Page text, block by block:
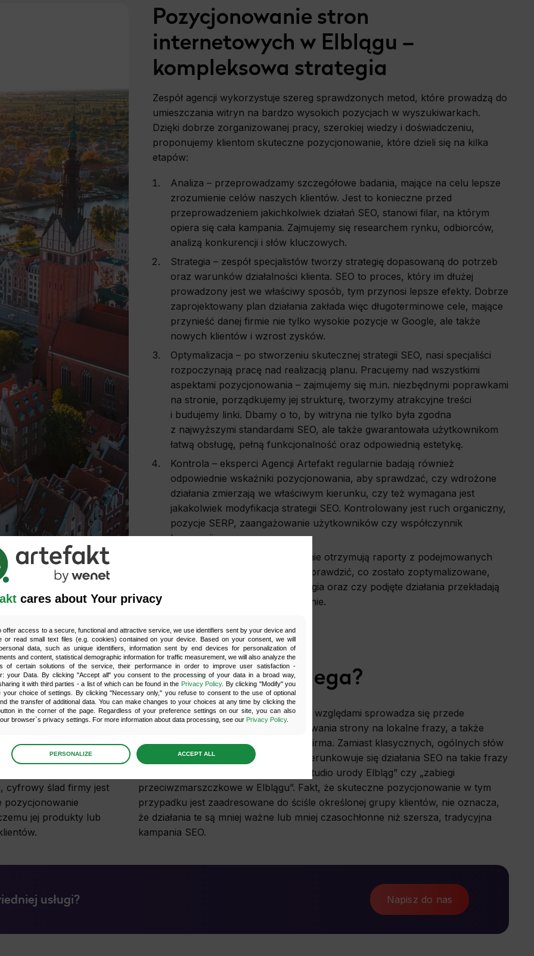
cares about Your privacy
offer access to a secure, functional and attractive service, we use identifiers sent by your device and
or read small text files (e.g. cookies) contained on your device. Based on your consent, we will
data, such as unique identifiers, information sent by end devices for personalization of
and content, statistical demographic information for traffic measurement, we will also analyze the
of certain solutions of the service, their performance in order to improve user satisfaction -
your Data. By clicking "Accept all" you consent to the processing of your data in a broad way,
it with third parties - a list of which can be found in the Privacy Policy. By clicking "Modify" you
your choice of settings. By clicking "Necessary only," you refuse to consent to the use of optional
the transfer of additional data. You can make changes to your choices at any time by clicking the
in the corner of the page. Regardless of your preference settings on our site, you can also
browser`s privacy settings. For more information about data processing, see our Privacy Policy.
preferences
scripts and data stored on the end device contribute to the security and usability of the website by enabling
to basic functions such as site navigation and access to specific areas of the website. The website cannot
displayed without this group.
we may use functional cookies to remember your language preferences or to remember your login
making it easier for you to use the site.
PERSONALIZE ACCEPT ALL
Pozycjonowanie stron
internetowych w Elblągu –
kompleksowa strategia
Zespół agencji wykorzystuje szereg sprawdzonych metod, które prowadzą do
umieszczania witryn na bardzo wysokich pozycjach w wyszukiwarkach.
Dzięki dobrze zorganizowanej pracy, szerokiej wiedzy i doświadczeniu,
proponujemy klientom skuteczne pozycjonowanie, które dzieli się na kilka
etapów:
Analiza – przeprowadzamy szczegółowe badania, mające na celu lepsze
zrozumienie celów naszych klientów. Jest to konieczne przed
przeprowadzeniem jakichkolwiek działań SEO, stanowi filar, na którym
opiera się cała kampania. Zajmujemy się researchem rynku, odbiorców,
analizą konkurencji i słów kluczowych.
Strategia – zespół specjalistów tworzy strategię dopasowaną do potrzeb
oraz warunków działalności klienta. SEO to proces, który im dłużej
prowadzony jest we właściwy sposób, tym przynosi lepsze efekty. Dobrze
zaprojektowany plan działania zakłada więc długoterminowe cele, mające
przynieść danej firmie nie tylko wysokie pozycje w Google, ale także
nowych klientów i wzrost zysków.
Optymalizacja – po stworzeniu skutecznej strategii SEO, nasi specjaliści
rozpoczynają pracę nad realizacją planu. Pracujemy nad wszystkimi
aspektami pozycjonowania – zajmujemy się m.in. niezbędnymi poprawkami
na stronie, porządkujemy jej strukturę, tworzymy atrakcyjne treści
i budujemy linki. Dbamy o to, by witryna nie tylko była zgodna
z najwyższymi standardami SEO, ale także gwarantowała użytkownikom
łatwą obsługę, pełną funkcjonalność oraz odpowiednią estetykę.
Kontrola – eksperci Agencji Artefakt regularnie badają również
odpowiednie wskaźniki pozycjonowania, aby sprawdzać, czy wdrożone
działania zmierzają we właściwym kierunku, czy też wymagana jest
jakakolwiek modyfikacja strategii SEO. Kontrolowany jest ruch organiczny,
pozycje SERP, zaangażowanie użytkowników czy współczynnik
konwersji.
Raportowanie – klienci regularnie otrzymują raporty z podejmowanych
działań SEO. Dzięki nim mogą sprawdzić, co zostało zoptymalizowane,
w jakim kierunku podąża strategia oraz czy podjęte działania przekładają
się na efektywne pozycjonowanie.
Elblągu i okolic – na czym polega?
na zwiększenie
z uwzględnieniem
zmienił się
olbrzymia
geolokalizacji.
cyfrowy ślad firmy jest
pozycjonowanie
jej produkty lub
Opisywana strategia SEO pod wieloma względami sprowadza się przede
wszystkim do skutecznego pozycjonowania strony na lokalne frazy, a także
optymalizacji wizytówki Google Moja Firma. Zamiast klasycznych, ogólnych słów
kluczowych dla danej działalności, ukierunkowuje się działania SEO na takie frazy
jak np. „salon kosmetyczny Elbląg”, „studio urody Elbląg” czy „zabiegi
przeciwzmarszczkowe w Elblągu”. Fakt, że skuteczne pozycjonowanie w tym
przypadku jest zaadresowane do ściśle określonej grupy klientów, nie oznacza,
że działania te są mniej ważne lub mniej czasochłonne niż szersza, tradycyjna
kampania SEO.
usługi? Napisz do nas